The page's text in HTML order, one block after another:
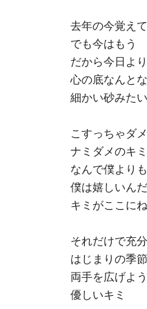
去年の今覚え
でも今はもう
だから今日よ
心の底なんと
細かい砂みた
こすっちゃダ
ナミダメのキミ
なんで僕より
僕は嬉しいん
キミがここに
それだけで充
はじまりの季
両手を広げよ
優しいキミ